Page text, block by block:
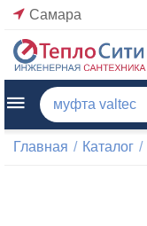
Самара
Главная / Каталог /